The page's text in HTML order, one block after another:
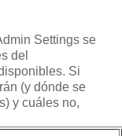
Settings se
del
Si
(y dónde se
y cuáles no,